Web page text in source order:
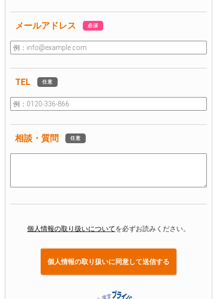
メールアドレス 必須
TEL 任意
相談・質問 任意
個人情報の取り扱いについてを必ずお読みください。